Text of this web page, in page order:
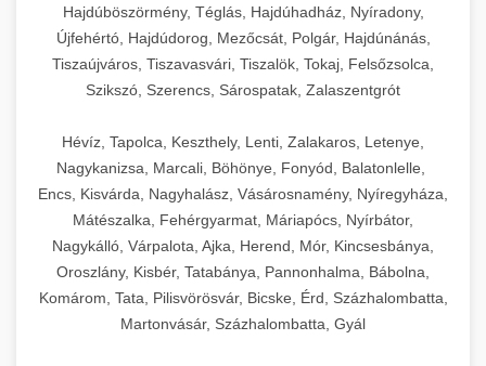
Hajdúböszörmény, Téglás, Hajdúhadház, Nyíradony,
Újfehértó, Hajdúdorog, Mezőcsát, Polgár, Hajdúnánás,
Tiszaújváros, Tiszavasvári, Tiszalök, Tokaj, Felsőzsolca,
Szikszó, Szerencs, Sárospatak, Zalaszentgrót
Hévíz, Tapolca, Keszthely, Lenti, Zalakaros, Letenye,
Nagykanizsa, Marcali, Böhönye, Fonyód, Balatonlelle,
Encs, Kisvárda, Nagyhalász, Vásárosnamény, Nyíregyháza,
Mátészalka, Fehérgyarmat, Máriapócs, Nyírbátor,
Nagykálló, Várpalota, Ajka, Herend, Mór, Kincsesbánya,
Oroszlány, Kisbér, Tatabánya, Pannonhalma, Bábolna,
Komárom, Tata, Pilisvörösvár, Bicske, Érd, Százhalombatta,
Martonvásár, Százhalombatta, Gyál